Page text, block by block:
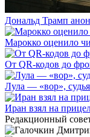
Дональд Трамп
Марокко оценило
От QR-кодов до
Лула — «вор»,
Иран взял на
Редакционный